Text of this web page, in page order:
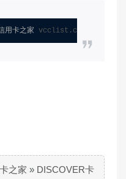
用卡之家 vcclist.com
之家 » DISCOVER卡